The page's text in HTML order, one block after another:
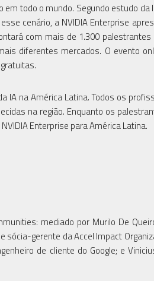
em todo o mundo. Segundo estudo da
cenário, a NVIDIA Enterprise
com mais de 1.300 palestrantes
diferentes mercados. O evento
IA na América Latina. Todos os
na região. Enquanto os
Enterprise para América Latina.
mediado por Murilo De
gerente da Accel Impact
de cliente do Google; e